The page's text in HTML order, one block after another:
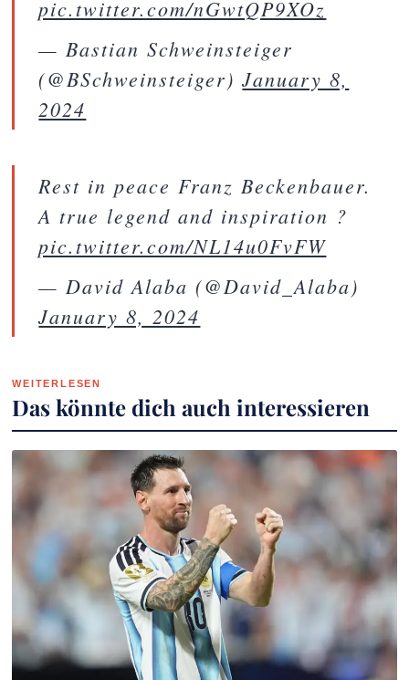
pic.twitter.com/nGwtQP9XOz
— Bastian Schweinsteiger
(@BSchweinsteiger)January 8,
2024
Rest in peace Franz Beckenbauer.
A true legend and inspiration ?️
pic.twitter.com/NL14u0FvFW
— David Alaba (@David_Alaba)
January 8, 2024
WEITERLESEN
Das könnte dich auch interessieren